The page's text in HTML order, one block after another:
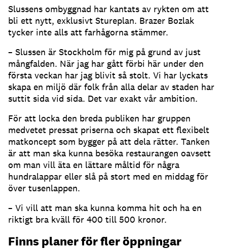
Slussens ombyggnad har kantats av rykten om att
bli ett nytt, exklusivt Stureplan. Brazer Bozlak
tycker inte alls att farhågorna stämmer.
– Slussen är Stockholm för mig på grund av just
mångfalden. När jag har gått förbi här under den
första veckan har jag blivit så stolt. Vi har lyckats
skapa en miljö där folk från alla delar av staden har
suttit sida vid sida. Det var exakt vår ambition.
För att locka den breda publiken har gruppen
medvetet pressat priserna och skapat ett flexibelt
matkoncept som bygger på att dela rätter. Tanken
är att man ska kunna besöka restaurangen oavsett
om man vill äta en lättare måltid för några
hundralappar eller slå på stort med en middag för
över tusenlappen.
– Vi vill att man ska kunna komma hit och ha en
riktigt bra kväll för 400 till 500 kronor.
Finns planer för fler öppningar